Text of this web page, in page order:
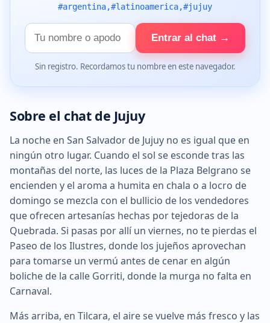
#argentina,#latinoamerica,#jujuy
Tu
nombre
Entrar al chat →
Sin registro. Recordamos tu nombre en este navegador.
Sobre el chat de Jujuy
La noche en San Salvador de Jujuy no es igual que en
ningún otro lugar. Cuando el sol se esconde tras las
montañas del norte, las luces de la Plaza Belgrano se
encienden y el aroma a humita en chala o a locro de
domingo se mezcla con el bullicio de los vendedores
que ofrecen artesanías hechas por tejedoras de la
Quebrada. Si pasas por allí un viernes, no te pierdas el
Paseo de los Ilustres, donde los jujeños aprovechan
para tomarse un vermú antes de cenar en algún
boliche de la calle Gorriti, donde la murga no falta en
Carnaval.
Más arriba, en Tilcara, el aire se vuelve más fresco y las